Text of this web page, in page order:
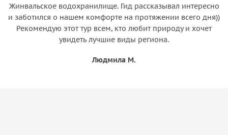
Жинвальское водохранилище. Гид рассказывал интересно
и заботился о нашем комфорте на протяжении всего дня))
Рекомендую этот тур всем, кто любит природу и хочет
увидеть лучшие виды региона.
Людмила М.